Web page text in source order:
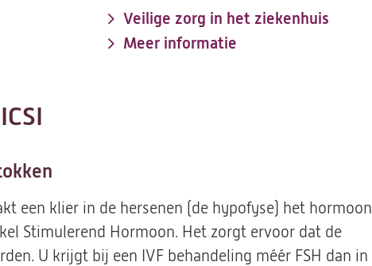
Veilige zorg in het ziekenhuis
Meer informatie
een klier in de hersenen (de hypofyse) het hormoon
Stimulerend Hormoon. Het zorgt ervoor dat de
U krijgt bij een IVF behandeling méér FSH dan in